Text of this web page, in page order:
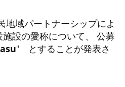
地域パートナーシップによ
設の愛称について、 公募
" とすることが発表さ